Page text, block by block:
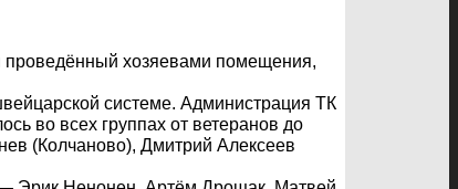
проведённый хозяевами помещения,
системе. Администрация ТК
во всех группах от ветеранов до
(Колчаново), Дмитрий Алексеев